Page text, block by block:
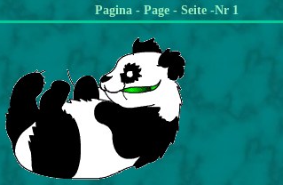
Pagina - Page - Seite -Nr 1